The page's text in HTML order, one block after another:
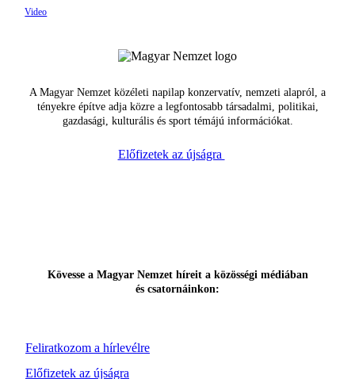
A Magyar Nemzet közéleti napilap konzervatív, nemzeti alapról, a
tényekre építve adja közre a legfontosabb társadalmi, politikai,
gazdasági, kulturális és sport témájú információkat.
Előfizetek az újságra
Feliratkozom a hírlevélre
Kövesse a Magyar Nemzet híreit a közösségi médiában
és csatornáinkon:
Előfizetek az újságra